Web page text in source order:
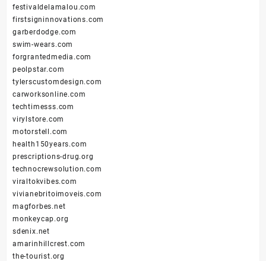
festivaldelamalou.com
firstsigninnovations.com
garberdodge.com
swim-wears.com
forgrantedmedia.com
peolpstar.com
tylerscustomdesign.com
carworksonline.com
techtimesss.com
virylstore.com
motorstell.com
health150years.com
prescriptions-drug.org
technocrewsolution.com
viraltokvibes.com
vivianebritoimoveis.com
magforbes.net
monkeycap.org
sdenix.net
amarinhillcrest.com
the-tourist.org